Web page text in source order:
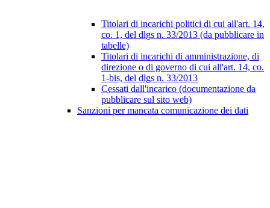
Titolari di incarichi politici di cui all'art. 14,
co. 1, del dlgs n. 33/2013 (da pubblicare in
tabelle)
Titolari di incarichi di amministrazione, di
direzione o di governo di cui all'art. 14, co.
1-bis, del dlgs n. 33/2013
Cessati dall'incarico (documentazione da
pubblicare sul sito web)
Sanzioni per mancata comunicazione dei dati